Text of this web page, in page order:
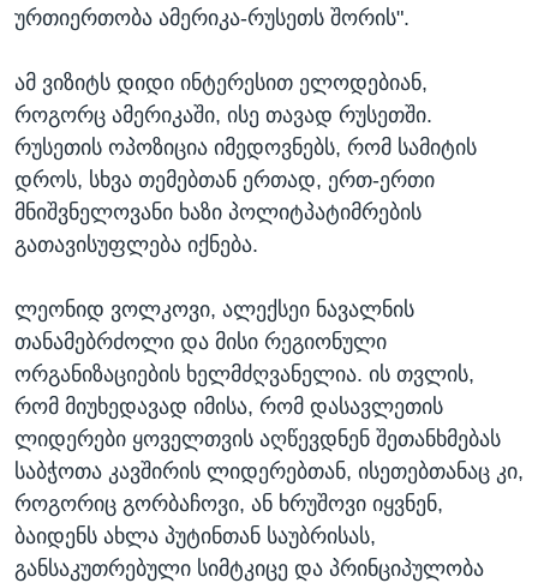
ურთიერთობა ამერიკა-რუსეთს შორის".
ამ ვიზიტს დიდი ინტერესით ელოდებიან,
როგორც ამერიკაში, ისე თავად რუსეთში.
რუსეთის ოპოზიცია იმედოვნებს, რომ სამიტის
დროს, სხვა თემებთან ერთად, ერთ-ერთი
მნიშვნელოვანი ხაზი პოლიტპატიმრების
გათავისუფლება იქნება.
ლეონიდ ვოლკოვი, ალექსეი ნავალნის
თანამებრძოლი და მისი რეგიონული
ორგანიზაციების ხელმძღვანელია. ის თვლის,
რომ მიუხედავად იმისა, რომ დასავლეთის
ლიდერები ყოველთვის აღწევდნენ შეთანხმებას
საბჭოთა კავშირის ლიდერებთან, ისეთებთანაც კი,
როგორიც გორბაჩოვი, ან ხრუშოვი იყვნენ,
ბაიდენს ახლა პუტინთან საუბრისას,
განსაკუთრებული სიმტკიცე და პრინციპულობა